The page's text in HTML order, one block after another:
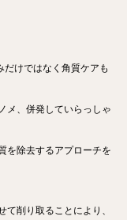
だけではなく角質ケアも
メ、併発していらっしゃ
を除去するアプローチを
削り取ることにより、